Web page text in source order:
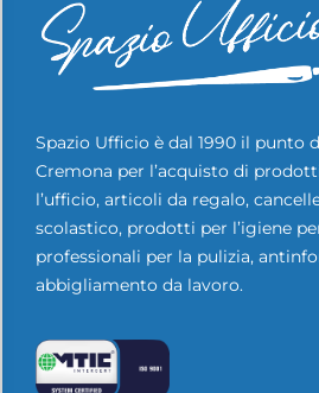
Spazio Ufficio è dal 1990 il punto
Cremona per l’acquisto di
l’ufficio, articoli da regalo,
scolastico, prodotti per l’igiene
professionali per la pulizia,
abbigliamento da lavoro.